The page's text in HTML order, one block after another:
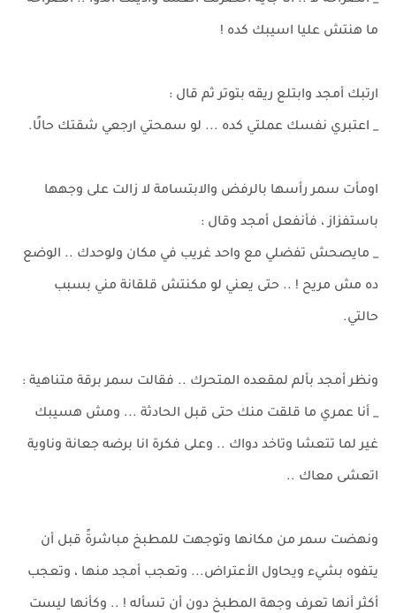
ما هنتش عليا اسيبك كده !
ارتبك أمجد وابتلع ريقه بتوتر ثم قال :
_ اعتبري نفسك عملتي كده ... لو سمحتي ارجعي شقتك حالًا.
اومأت سمر رأسها بالرفض والابتسامة لا زالت على وجهها
باستفزاز ، فأنفعل أمجد وقال :
_ مايصحش تفضلي مع واحد غريب في مكان ولوحدك .. الوضع
ده مش مريح ! .. حتى يعني لو مكنتش قلقانة مني بسبب
حالتي.
ونظر أمجد بألم لمقعده المتحرك .. فقالت سمر برقة متناهية :
_ أنا عمري ما قلقت منك حتى قبل الحادثة ... ومش هسيبك
غير لما تتعشا وتاخد دواك .. وعلى فكرة انا برضه جعانة وناوية
اتعشى معاك ..
ونهضت سمر من مكانها وتوجهت للمطبخ مباشرةً قبل أن
يتفوه بشيء ويحاول الأعتراض... وتعجب أمجد منها ، وتعجب
أكثر أنها تعرف وجهة المطبخ دون أن تسأله ! .. وكأنها ليست